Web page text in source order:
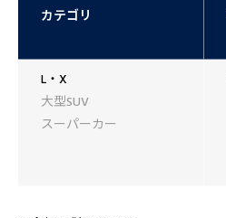
カテゴリ
L・X
大型SUV
スーパーカー